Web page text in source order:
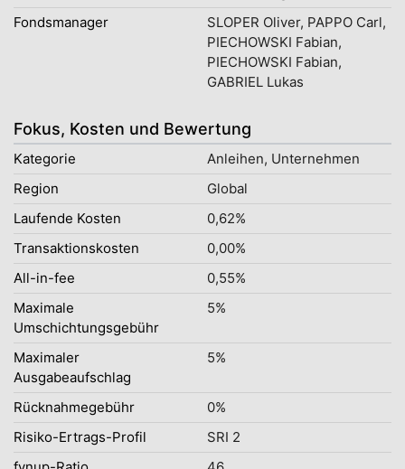
Fondsmanager
SLOPER Oliver, PAPPO Carl,
PIECHOWSKI Fabian,
PIECHOWSKI Fabian,
GABRIEL Lukas
Fokus, Kosten und Bewertung
Kategorie
Anleihen, Unternehmen
Region
Global
Laufende Kosten
0,62%
Transaktionskosten
0,00%
All-in-fee
0,55%
Maximale
Umschichtungsgebühr
5%
Maximaler
Ausgabeaufschlag
5%
Rücknahmegebühr
0%
Risiko-Ertrags-Profil
SRI 2